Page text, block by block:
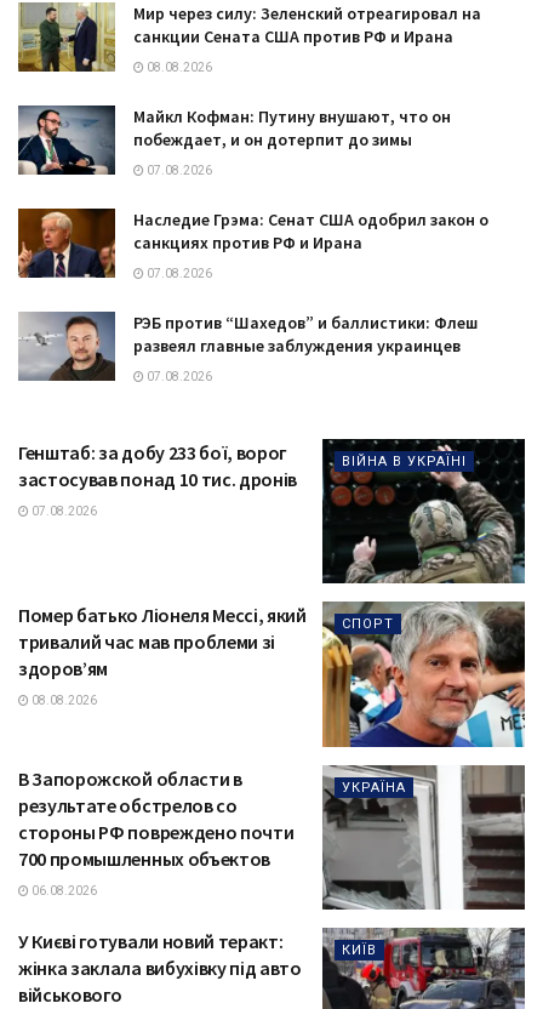
Мир через силу: Зеленский отреагировал на
санкции Сената США против РФ и Ирана
08.08.2026
Майкл Кофман: Путину внушают, что он
побеждает, и он дотерпит до зимы
07.08.2026
Наследие Грэма: Сенат США одобрил закон о
санкциях против РФ и Ирана
07.08.2026
РЭБ против “Шахедов” и баллистики: Флеш
развеял главные заблуждения украинцев
07.08.2026
ВІЙНА В УКРАЇНІ
Генштаб: за добу 233 бої, ворог
застосував понад 10 тис. дронів
07.08.2026
СПОРТ
Помер батько Ліонеля Мессі, який
тривалий час мав проблеми зі
здоров’ям
08.08.2026
УКРАЇНА
В Запорожской области в
результате обстрелов со
стороны РФ повреждено почти
700 промышленных объектов
06.08.2026
КИЇВ
У Києві готували новий теракт:
жінка заклала вибухівку під авто
військового